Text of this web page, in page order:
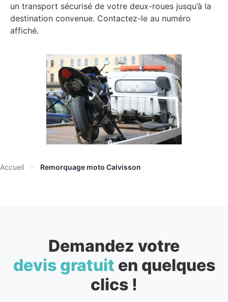
un transport sécurisé de votre deux-roues jusqu’à la
destination convenue. Contactez-le au numéro
affiché.
Accueil » Remorquage moto Calvisson
Demandez votre
devis gratuit en quelques
clics !